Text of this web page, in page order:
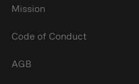
Mission
Code of Conduct
AGB